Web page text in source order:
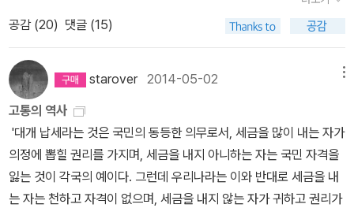
호, <조선상고사> 세종임금, 전봉준과 더불어 내가 존경하는 인물
입니다. 일제가 패망하기 전까지 머리를 숙일 수 없다면서 꼿꼿이 선
채로 세수를 하는 바람에 아침마다 옷을 적셨다고 하는 역사가이자
혁명가입니다. 역사책을 단재 신채호만큼 강건한 문장으로 쓴 사람은
없습니다. 상황을 정확하게 인식하고, 인식한 바가 정의라면 단연 정
의를 위해 망설이지 않고 그것을 행한 분입니다. 그의 역사철학은 아
我와 비아非我, 나와 내가 아닌 것의 투쟁이라고 단정합니다. 몇 년
전, 일본에 의한 식민지 침탈은 그 당시 세계질서를 보면 당연한 것이
아니냐는 질문을, 한 젊은이로부터 받은 적이 있습니다. 매우 놀랐습
민음사 책은 중고책 나오는거기다리다 늙어죽을것 같아 과감히 새책
으로 질렀습니다.뭐~민음사표지 스티커책 굿즈를 받을 목적이기도
하지만요. 이제 저 스티커를 어떻게 사용할지 고민입니다.아껴놨다가
이사한 집에 서재꾸밀때 사용할까? 아님 우짜지? 하며 사춘기소년이
걸그룹 브로마이드 들고 어느 벽에 바를까 고민하는 것처럼 주저리주
저리 궁상을 떨고 있습니다.전 굿즈에 초연할 줄 알았는데 이 스티커
는 민음사빠에게 치명적이네요주말은 역시 궁상떠는 맛으로 보내는
게 좋은 것 아닐까요~이웃님들도 서재에서 이 궁상, 저 궁상 떨면서
좋은 밤 보내시길^^
공감 (20) 댓글 (15)
starover2014-05-02
고통의 역사
'대개 납세라는 것은 국민의 동등한 의무로서, 세금을 많이 내는 자가
의정에 뽑힐 권리를 가지며, 세금을 내지 아니하는 자는 국민 자격을
잃는 것이 각국의 예이다. 그런데 우리나라는 이와 반대로 세금을 내
는 자는 천하고 자격이 없으며, 세금을 내지 않는 자가 귀하고 권리가